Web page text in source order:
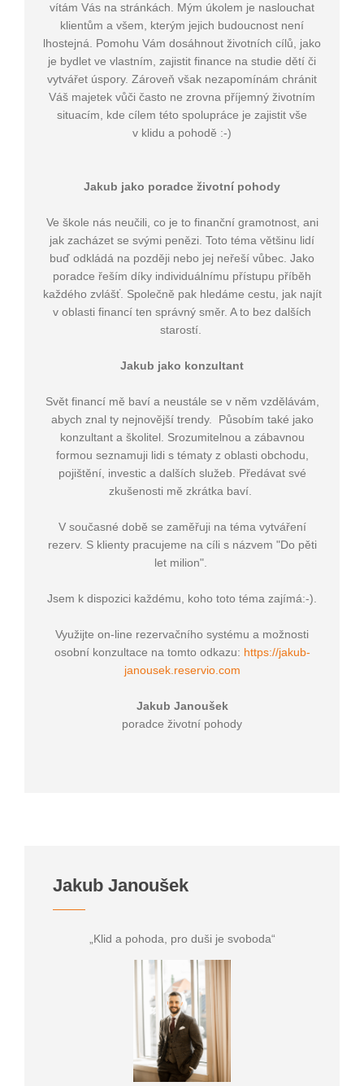
vítám Vás na stránkách. Mým úkolem je naslouchat
klientům a všem, kterým jejich budoucnost není
lhostejná. Pomohu Vám dosáhnout životních cílů, jako
je bydlet ve vlastním, zajistit finance na studie dětí či
vytvářet úspory. Zároveň však nezapomínám chránit
Váš majetek vůči často ne zrovna příjemný životním
situacím, kde cílem této spolupráce je zajistit vše
v klidu a pohodě :-)
Jakub jako poradce životní pohody
Ve škole nás neučili, co je to finanční gramotnost, ani
jak zacházet se svými penězi. Toto téma většinu lidí
buď odkládá na později nebo jej neřeší vůbec. Jako
poradce řeším díky individuálnímu přístupu příběh
každého zvlášť. Společně pak hledáme cestu, jak najít
v oblasti financí ten správný směr. A to bez dalších
starostí.
Jakub jako konzultant
Svět financí mě baví a neustále se v něm vzdělávám,
abych znal ty nejnovější trendy. Působím také jako
konzultant a školitel. Srozumitelnou a zábavnou
formou seznamuji lidi s tématy z oblasti obchodu,
pojištění, investic a dalších služeb. Předávat své
zkušenosti mě zkrátka baví.
V současné době se zaměřuji na téma vytváření
rezerv. S klienty pracujeme na cíli s názvem "Do pěti
let milion".
Jsem k dispozici každému, koho toto téma zajímá:-).
Využijte on-line rezervačního systému a možnosti
osobní konzultace na tomto odkazu: https://jakub-
janousek.reservio.com
Jakub Janoušek
poradce životní pohody
Jakub Janoušek
„Klid a pohoda, pro duši je svoboda“